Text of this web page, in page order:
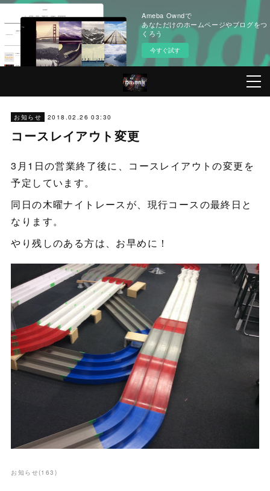
Ameba Owndで
あなただけのホームページやブログをつ
くろう
今すぐ試す
お知らせ 2018.02.26 03:30
コースレイアウト変更
3月1日の営業終了後に、コースレイアウトの変更を
予定しています。
同日の木曜ナイトレースが、現行コースの最終日と
なります。
やり残しのある方は、お早めに！
お知らせ(163 )